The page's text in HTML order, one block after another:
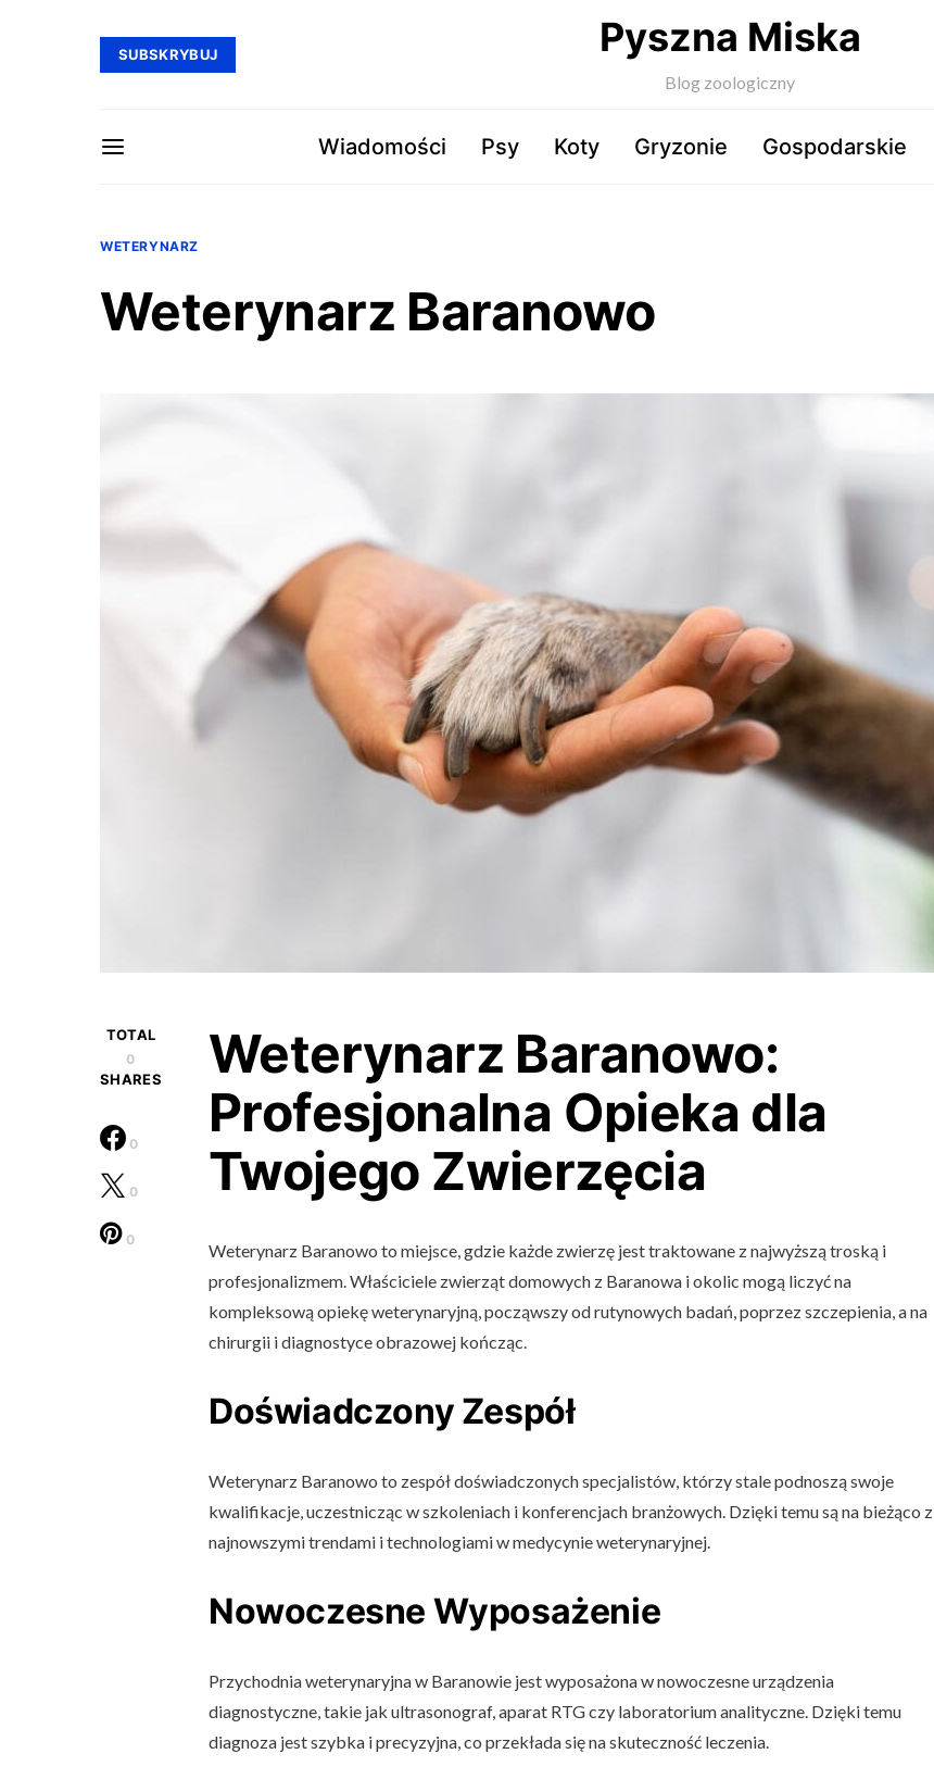
SUBSKRYBUJ Pyszna Miska
Blog zoologiczny
Wiadomości Psy Koty Gryzonie Gospodarskie
WETERYNARZ
Weterynarz Baranowo
TOTAL
0
SHARES
0
0
0
Weterynarz Baranowo:
Profesjonalna Opieka dla
Twojego Zwierzęcia
Weterynarz Baranowo to miejsce, gdzie każde zwierzę jest traktowane z najwyższą troską i
profesjonalizmem. Właściciele zwierząt domowych z Baranowa i okolic mogą liczyć na
kompleksową opiekę weterynaryjną, począwszy od rutynowych badań, poprzez szczepienia, a na
chirurgii i diagnostyce obrazowej kończąc.
Doświadczony Zespół
Weterynarz Baranowo to zespół doświadczonych specjalistów, którzy stale podnoszą swoje
kwalifikacje, uczestnicząc w szkoleniach i konferencjach branżowych. Dzięki temu są na bieżąco z
najnowszymi trendami i technologiami w medycynie weterynaryjnej.
Nowoczesne Wyposażenie
Przychodnia weterynaryjna w Baranowie jest wyposażona w nowoczesne urządzenia
diagnostyczne, takie jak ultrasonograf, aparat RTG czy laboratorium analityczne. Dzięki temu
diagnoza jest szybka i precyzyjna, co przekłada się na skuteczność leczenia.